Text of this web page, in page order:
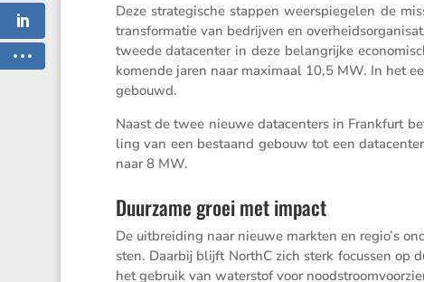
Deze strate­gi­sche stappen weerspie­gelen de
trans­for­matie van bedrijven en
tweede datacenter in deze belang­rijke
komende jaren naar maximaal 10,5 MW. In het
gebouwd.
Naast de twee nieuwe datacen­ters in Frank­furt
ling van een bestaand gebouw tot een
naar 8 MW.
Duurzame groei met impact
De uitbrei­ding naar nieuwe markten en regio’s
sten. Daarbij blijft NorthC zich sterk focussen op
het gebruik van water­stof voor